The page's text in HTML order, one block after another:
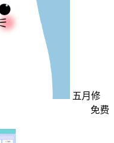
五月修
免费